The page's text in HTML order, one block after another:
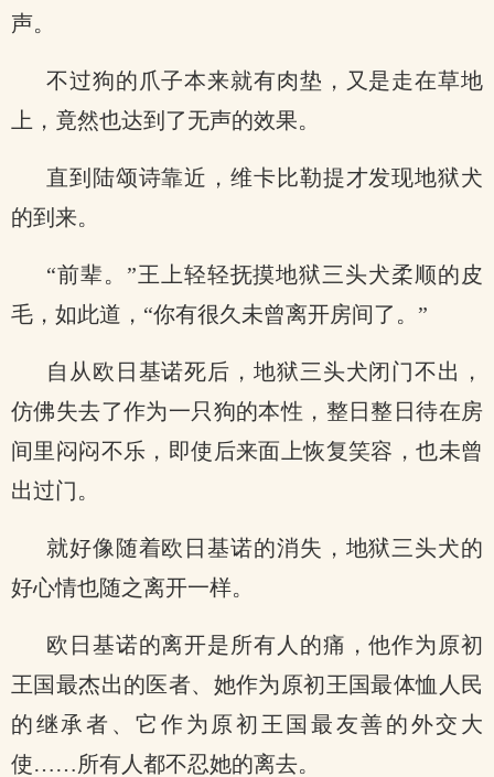
声。
不过狗的爪子本来就有肉垫，又是走在草地
上，竟然也达到了无声的效果。
直到陆颂诗靠近，维卡比勒提才发现地狱犬
的到来。
“前辈。”王上轻轻抚摸地狱三头犬柔顺的皮
毛，如此道，“你有很久未曾离开房间了。”
自从欧日基诺死后，地狱三头犬闭门不出，
仿佛失去了作为一只狗的本性，整日整日待在房
间里闷闷不乐，即使后来面上恢复笑容，也未曾
出过门。
就好像随着欧日基诺的消失，地狱三头犬的
好心情也随之离开一样。
欧日基诺的离开是所有人的痛，他作为原初
王国最杰出的医者、她作为原初王国最体恤人民
的继承者、它作为原初王国最友善的外交大
使……所有人都不忍她的离去。